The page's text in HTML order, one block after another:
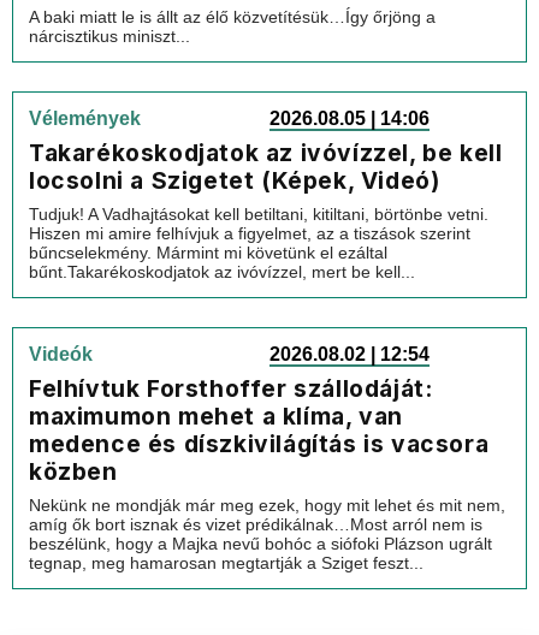
A baki miatt le is állt az élő közvetítésük…Így őrjöng a
nárcisztikus miniszt...
Vélemények 2026.08.05 | 14:06
Takarékoskodjatok az ivóvízzel, be kell
locsolni a Szigetet (Képek, Videó)
Tudjuk! A Vadhajtásokat kell betiltani, kitiltani, börtönbe vetni.
Hiszen mi amire felhívjuk a figyelmet, az a tiszások szerint
bűncselekmény. Mármint mi követünk el ezáltal
bűnt.Takarékoskodjatok az ivóvízzel, mert be kell...
Videók 2026.08.02 | 12:54
Felhívtuk Forsthoffer szállodáját:
maximumon mehet a klíma, van
medence és díszkivilágítás is vacsora
közben
Nekünk ne mondják már meg ezek, hogy mit lehet és mit nem,
amíg ők bort isznak és vizet prédikálnak…Most arról nem is
beszélünk, hogy a Majka nevű bohóc a siófoki Plázson ugrált
tegnap, meg hamarosan megtartják a Sziget feszt...